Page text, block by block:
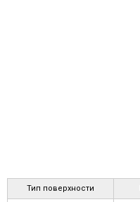
Тип поверхности